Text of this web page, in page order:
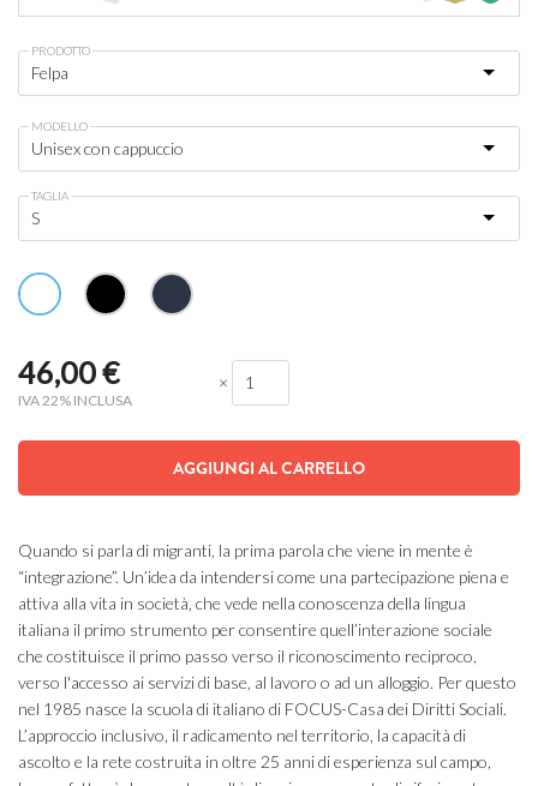
PRODOTTO
MODELLO
TAGLIA
46,00€
IVA 22% INCLUSA
×
AGGIUNGI AL CARRELLO
Quando si parla di migranti, la prima parola che viene in mente è
“integrazione”. Un’idea da intendersi come una partecipazione piena e
attiva alla vita in società, che vede nella conoscenza della lingua
italiana il primo strumento per consentire quell’interazione sociale
che costituisce il primo passo verso il riconoscimento reciproco,
verso l'accesso ai servizi di base, al lavoro o ad un alloggio. Per questo
nel 1985 nasce la scuola di italiano di FOCUS-Casa dei Diritti Sociali.
L’approccio inclusivo, il radicamento nel territorio, la capacità di
ascolto e la rete costruita in oltre 25 anni di esperienza sul campo,